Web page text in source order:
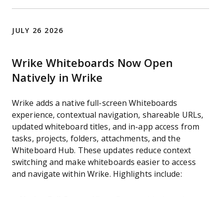
JULY 26 2026
Wrike Whiteboards Now Open
Natively in Wrike
Wrike adds a native full-screen Whiteboards
experience, contextual navigation, shareable URLs,
updated whiteboard titles, and in-app access from
tasks, projects, folders, attachments, and the
Whiteboard Hub. These updates reduce context
switching and make whiteboards easier to access
and navigate within Wrike. Highlights include: